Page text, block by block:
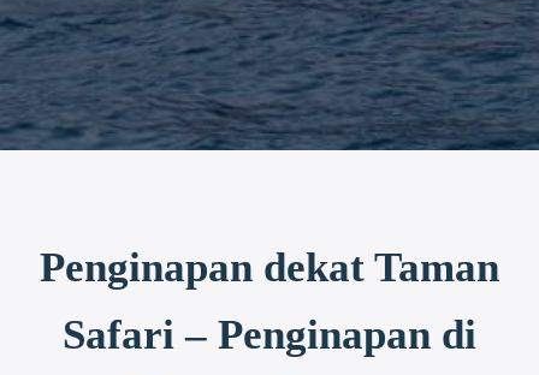
Penginapan dekat Taman
Safari – Penginapan di